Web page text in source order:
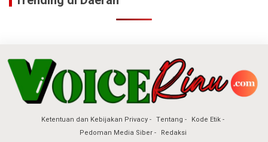
Ketentuan dan Kebijakan Privacy Tentang
Kode Etik
Pedoman Media Siber
Redaksi